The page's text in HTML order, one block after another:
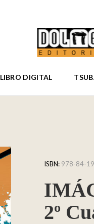
LIBRO DIGITAL
ISBN: 978-84-
2º